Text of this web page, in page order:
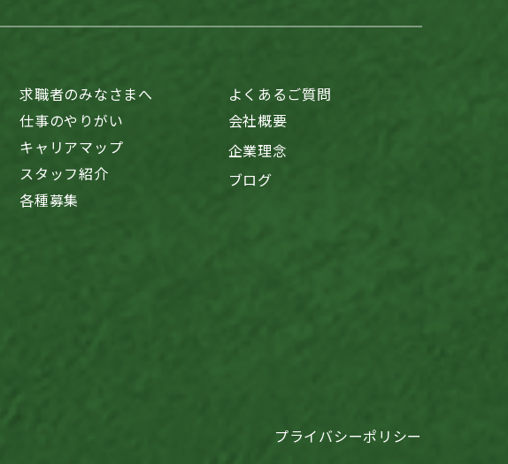
求職者のみなさまへ
仕事のやりがい
キャリアマップ
スタッフ紹介
各種募集
よくあるご質問
会社概要
企業理念
ブログ
プライバシーポリシー